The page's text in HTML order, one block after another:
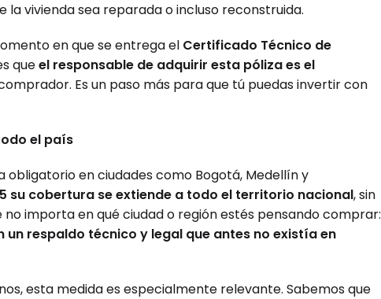
la vivienda sea reparada o incluso reconstruida.
en que se entrega el Certificado Técnico de
queel responsable de adquirir esta póliza es el
Es un paso más para que tú puedas invertir con
el país
obligatorio en ciudades como Bogotá, Medellín y
su cobertura se extiende a todo el territorio nacional, sin
no importa en qué ciudad o región estés pensando comprar:
respaldo técnico y legal que antes no existía en
esta medida es especialmente relevante. Sabemos que